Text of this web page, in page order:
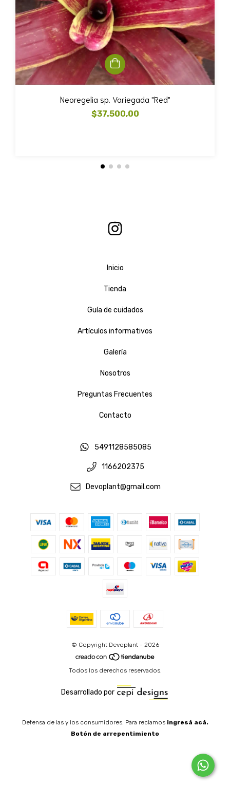
Neoregelia sp. Variegada "Red"
$37.500,00
Inicio
Tienda
Guía de cuidados
Artículos informativos
Galería
Nosotros
Preguntas Frecuentes
Contacto
5491128585085
1166202375
Devoplant@gmail.com
© Copyright Devoplant - 2026
Todos los derechos reservados.
Desarrollado por
Defensa de las y los consumidores. Para reclamos ingresá acá.
Botón de arrepentimiento